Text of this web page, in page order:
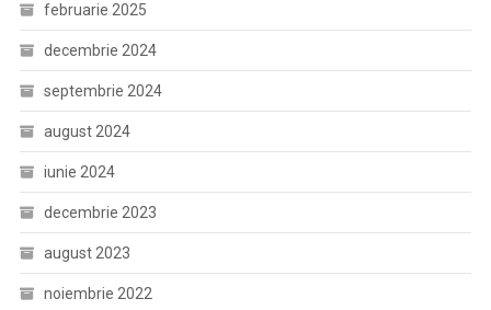
februarie 2025
decembrie 2024
septembrie 2024
august 2024
iunie 2024
decembrie 2023
august 2023
noiembrie 2022